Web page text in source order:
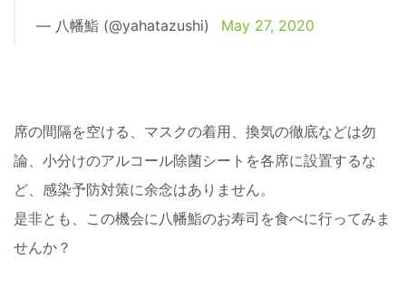
— 八幡鮨 (@yahatazushi)
May 27, 2020
席の間隔を空ける、マスクの着用、換気の徹底などは勿
論、小分けのアルコール除菌シートを各席に設置するな
ど、感染予防対策に余念はありません。
是非とも、この機会に八幡鮨のお寿司を食べに行ってみま
せんか？